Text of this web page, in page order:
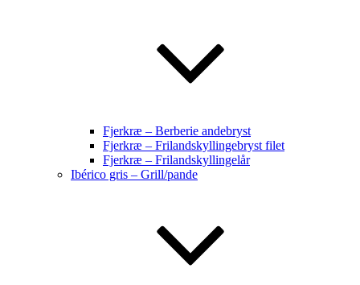
Fjerkræ – Berberie andebryst
Fjerkræ – Frilandskyllingebryst filet
Fjerkræ – Frilandskyllingelår
Ibérico gris – Grill/pande